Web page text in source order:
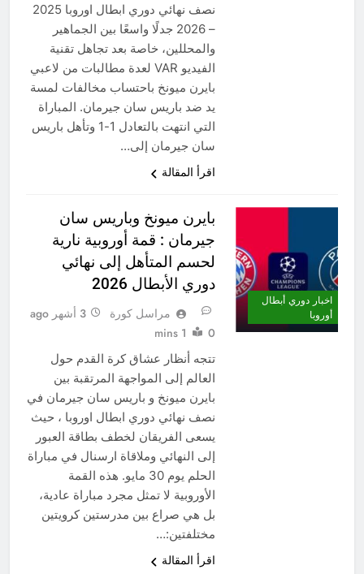
نصف نهائي دوري ابطال اوروبا 2025
– 2026 جدلًا واسعًا بين الجماهير
والمحللين، خاصة بعد تجاهل تقنية
الفيديو VAR لعدة مطالبات من لاعبي
بايرن ميونخ باحتساب مخالفات لمسة
يد ضد باريس سان جيرمان. المباراة
التي انتهت بالتعادل 1-1 وتأهل باريس
سان جيرمان إلى…
اقرأ المقالة
اخبار دوري أبطال
أوروبا
بايرن ميونخ وباريس سان
جيرمان : قمة أوروبية نارية
لحسم المتأهل إلى نهائي
دوري الأبطال 2026
مراسل كورة
3 أشهر ago
0
1 mins
تتجه أنظار عشاق كرة القدم حول
العالم إلى المواجهة المرتقبة بين
بايرن ميونخ و باريس سان جيرمان في
نصف نهائي دوري ابطال اوروبا ، حيث
يسعى الفريقان لخطف بطاقة العبور
إلى النهائي وملاقاة ارسنال في مباراة
الحلم يوم 30 مايو. هذه القمة
الأوروبية لا تمثل مجرد مباراة عادية،
بل هي صراع بين مدرستين كرويتين
مختلفتين:…
اقرأ المقالة